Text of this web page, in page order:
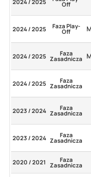
2024 / 2025 Off
2024 / 2025 Faza Play-
Off
2024 / 2025 Faza
Zasadnicza
2024 / 2025 Faza
Zasadnicza
2023 / 2024 Faza
Zasadnicza
2023 / 2024 Faza
Zasadnicza
2020 / 2021 Faza
Zasadnicza